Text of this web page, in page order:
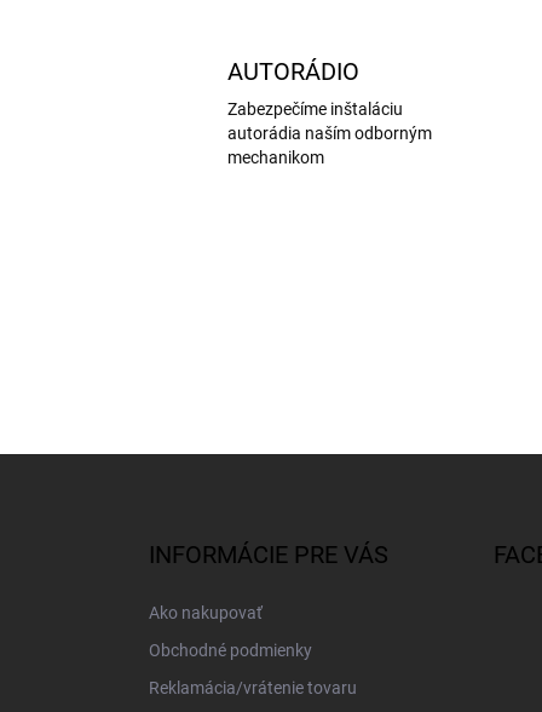
AUTORÁDIO
Zabezpečíme inštaláciu
autorádia naším odborným
mechanikom
INFORMÁCIE PRE VÁS
Ako nakupovať
Obchodné podmienky
Reklamácia/vrátenie tovaru